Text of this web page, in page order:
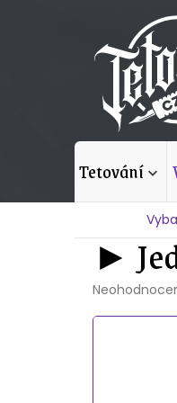
tetování
Domů
►
Průměrné
produktu